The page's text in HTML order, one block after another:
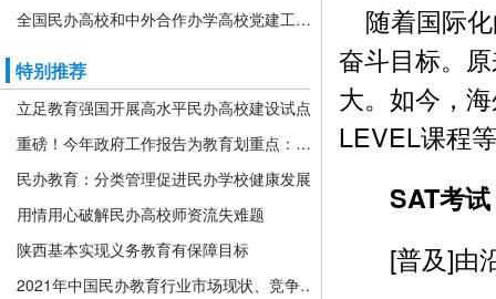
全国民办高校和中外合作办学高校党建工作推进会暨引导规范民办教育发展年度会在京召开
特别推荐
立足教育强国开展高水平民办高校建设试点
重磅！今年政府工作报告为教育划重点：发展更加公平更高质量的教育！
民办教育：分类管理促进民办学校健康发展
用情用心破解民办高校师资流失难题
陕西基本实现义务教育有保障目标
2021年中国民办教育行业市场现状、竞争格局及发展前景分析 机构规模或将持续扩张
随着国际化
奋斗目标。
大。如今，
LEVEL课程
SAT考
[普及]由